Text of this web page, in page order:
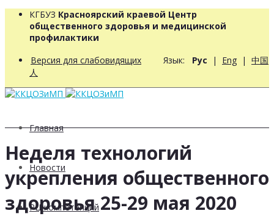
КГБУЗ Красноярский краевой Центр
общественного здоровья и медицинской
профилактики
Версия для слабовидящих Язык: Рус | Eng | 中国
人
Главная
Новости
РЦ компетенций
Неделя технологий
укрепления общественного
здоровья 25-29 мая 2020